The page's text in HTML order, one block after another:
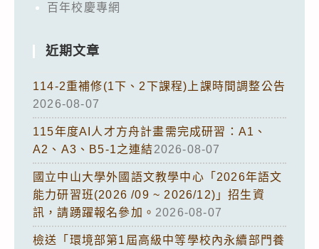
百年校慶專網
近期文章
114-2重補修(1下、2下課程)上課時間調整公告
2026-08-07
115年度AI人才方舟計畫需完成研習：A1、
A2、A3、B5-1之連結2026-08-07
國立中山大學外國語文教學中心「2026年語文
能力研習班(2026 /09 ~ 2026/12)」招生資
訊，請踴躍報名參加。 2026-08-07
檢送「環境部第1屆高級中等學校內永續部門養